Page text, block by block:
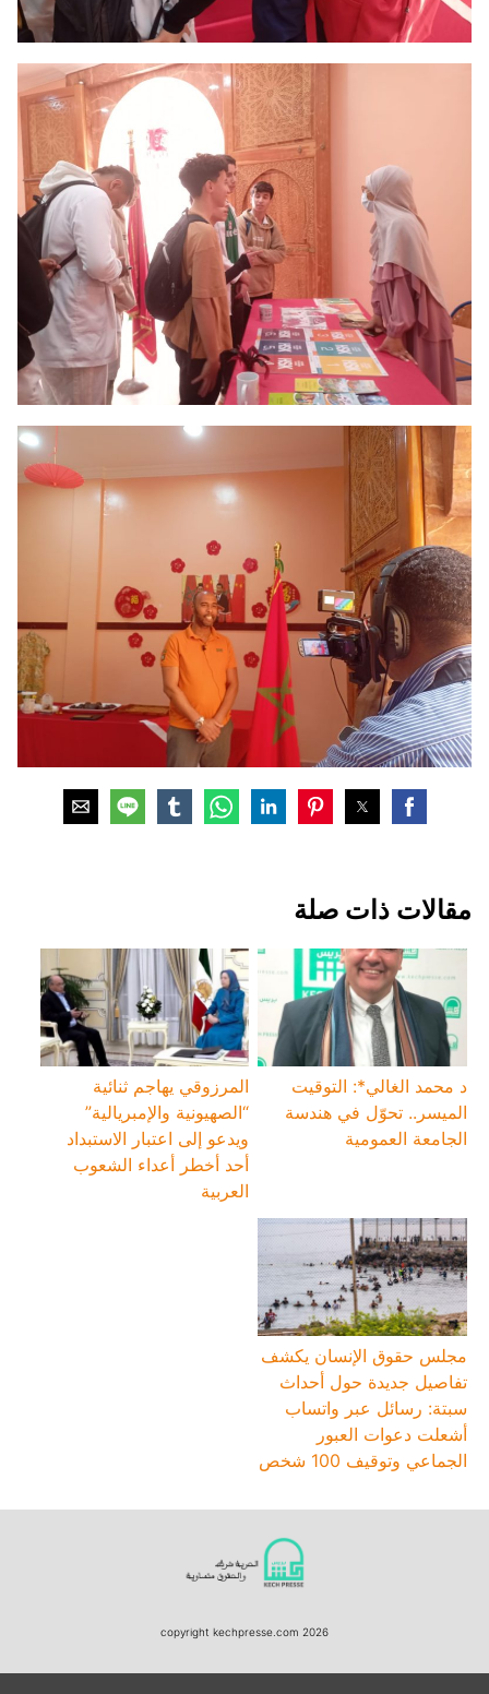
‏مقالات ذات صلة
د محمد الغالي*: التوقيت
الميسر.. تحوّل في هندسة
الجامعة العمومية
المرزوقي يهاجم ثنائية
“الصهيونية والإمبريالية”
ويدعو إلى اعتبار الاستبداد
أحد أخطر أعداء الشعوب
العربية
مجلس حقوق الإنسان يكشف
تفاصيل جديدة حول أحداث
سبتة: رسائل عبر واتساب
أشعلت دعوات العبور
الجماعي وتوقيف 100 شخص
copyright kechpresse.com 2026